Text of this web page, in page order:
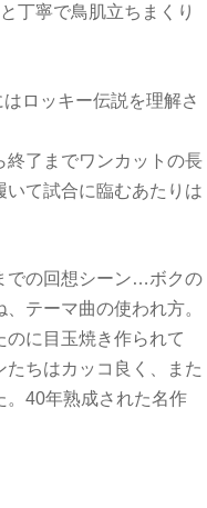
丁寧で鳥肌立ちまくり
ロッキー伝説を理解さ
終了までワンカットの長
て試合に臨むあたりは
での回想シーン…ボクの
テーマ曲の使われ方。
に目玉焼き作られて
ちはカッコ良く、また
。40年熟成された名作